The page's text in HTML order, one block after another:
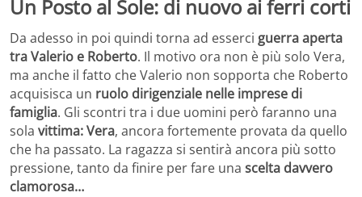
Un Posto al Sole: di nuovo ai ferri corti
Da adesso in poi quindi torna ad esserci guerra aperta
tra Valerio e Roberto. Il motivo ora non è più solo Vera,
ma anche il fatto che Valerio non sopporta che Roberto
acquisisca un ruolo dirigenziale nelle imprese di
famiglia. Gli scontri tra i due uomini però faranno una
sola vittima: Vera, ancora fortemente provata da quello
che ha passato. La ragazza si sentirà ancora più sotto
pressione, tanto da finire per fare una scelta davvero
clamorosa…